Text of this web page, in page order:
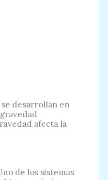
desarrollan en
afecta la
de los sistemas